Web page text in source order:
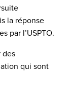
la réponse
par l’USPTO.
des
qui sont